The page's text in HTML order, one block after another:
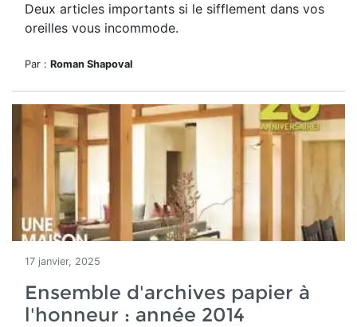
Deux articles importants si le sifflement dans vos
oreilles vous incommode.
Par : Roman Shapoval
17 janvier, 2025
Ensemble d'archives papier à
l'honneur : année 2014